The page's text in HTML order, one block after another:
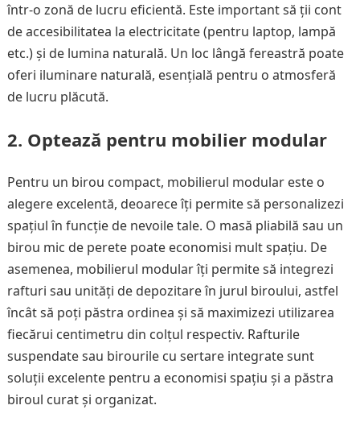
într-o zonă de lucru eficientă. Este important să ții cont
de accesibilitatea la electricitate (pentru laptop, lampă
etc.) și de lumina naturală. Un loc lângă fereastră poate
oferi iluminare naturală, esențială pentru o atmosferă
de lucru plăcută.
2. Optează pentru mobilier modular
Pentru un birou compact, mobilierul modular este o
alegere excelentă, deoarece îți permite să personalizezi
spațiul în funcție de nevoile tale. O masă pliabilă sau un
birou mic de perete poate economisi mult spațiu. De
asemenea, mobilierul modular îți permite să integrezi
rafturi sau unități de depozitare în jurul biroului, astfel
încât să poți păstra ordinea și să maximizezi utilizarea
fiecărui centimetru din colțul respectiv. Rafturile
suspendate sau birourile cu sertare integrate sunt
soluții excelente pentru a economisi spațiu și a păstra
biroul curat și organizat.